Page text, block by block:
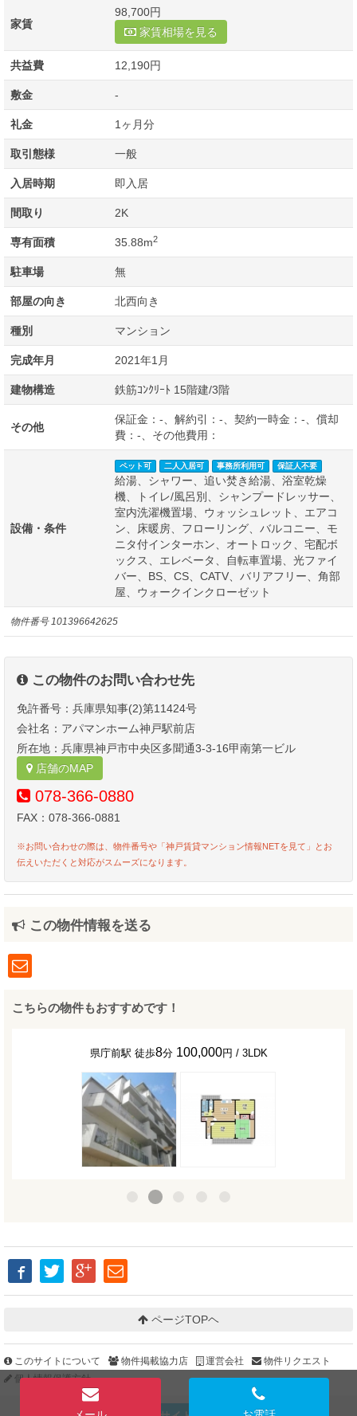
物件番号101396642625
家賃
98,700円
家賃相場を見る
共益費 12,190円
敷金 -
礼金 1ヶ月分
取引態様 一般
入居時期 即入居
間取り 2K
専有面積 35.88m2
駐車場 無
部屋の向き 北西向き
種別 マンション
完成年月 2021年1月
建物構造 鉄筋ｺﾝｸﾘｰﾄ 15階建/3階
その他
保証金：-、解約引：-、契約一時金：-、償却
費：-、その他費用：
設備・条件
ペット可 二人入居可 事務所利用可 保証人不要
給湯、シャワー、追い焚き給湯、浴室乾燥
機、トイレ/風呂別、シャンプードレッサー、
室内洗濯機置場、ウォッシュレット、エアコ
ン、床暖房、フローリング、バルコニー、モ
ニタ付インターホン、オートロック、宅配ボ
ックス、エレベータ、自転車置場、光ファイ
バー、BS、CS、CATV、バリアフリー、角部
屋、ウォークインクローゼット
この物件のお問い合わせ先
免許番号：兵庫県知事(2)第11424号
会社名：アパマンホーム神戸駅前店
所在地：兵庫県神戸市中央区多聞通3-3-16甲南第一ビル
店舗のMAP
078-366-0880
FAX：078-366-0881
※お問い合わせの際は、物件番号や「神戸賃貸マンション情報NETを見て」とお
伝えいただくと対応がスムーズになります。
この物件情報を送る
こちらの物件もおすすめです！
県庁前駅 徒歩8分 100,000円 / 3LDK
ページTOPヘ
このサイトについて 物件掲載協力店 運営会社
物件リクエスト
個人情報保護方針